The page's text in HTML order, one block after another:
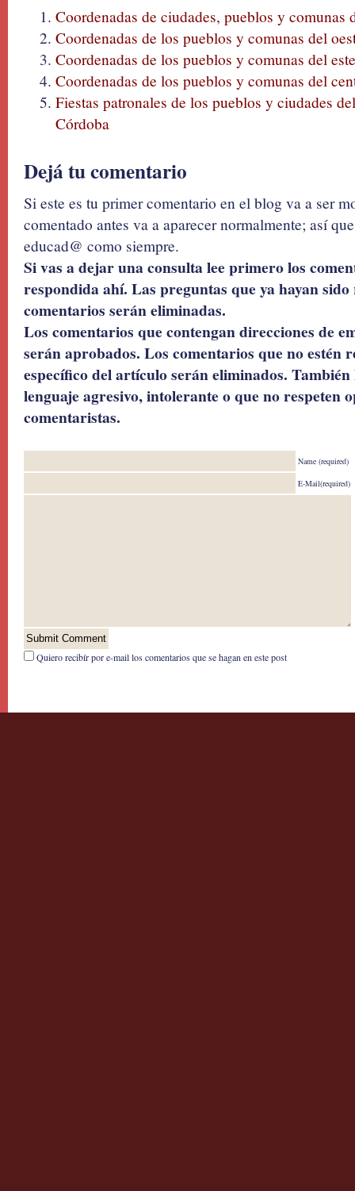
Coordenadas de ciudades, pueblos y comunas
Coordenadas de los pueblos y comunas del
Coordenadas de los pueblos y comunas del
Coordenadas de los pueblos y comunas del
Fiestas patronales de los pueblos y ciudades
Córdoba
Dejá tu comentario
Si este es tu primer comentario en el blog va a ser
comentado antes va a aparecer normalmente; así
educad@ como siempre.
Si vas a dejar una consulta lee primero los
respondida ahí. Las preguntas que ya hayan
comentarios serán eliminadas.
Los comentarios que contengan direcciones de
serán aprobados. Los comentarios que no estén
específico del artículo serán eliminados.
lenguaje agresivo, intolerante o que no respeten
comentaristas.
Name (required)
E-Mail(required)
Quiero recibír por e-mail los comentarios que se hagan en este post